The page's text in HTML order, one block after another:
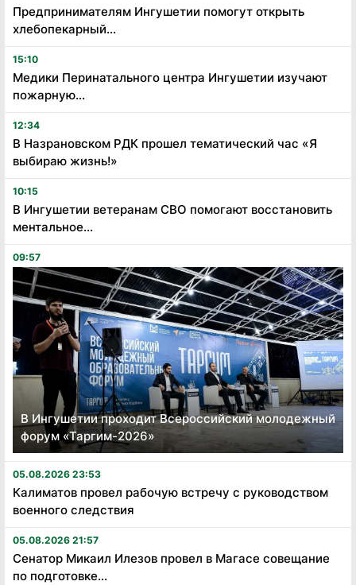
Предпринимателям Ингушетии помогут открыть
хлебопекарный...
15:10
Медики Перинатального центра Ингушетии изучают
пожарную...
12:34
В Назрановском РДК прошел тематический час «Я
выбираю жизнь!»
10:15
В Ингушетии ветеранам СВО помогают восстановить
ментальное...
09:57
В Ингушетии проходит Всероссийский молодежный
форум «Таргим-2026»
05.08.2026 23:53
Калиматов провел рабочую встречу с руководством
военного следствия
05.08.2026 21:57
Сенатор Микаил Илезов провел в Магасе совещание
по подготовке...